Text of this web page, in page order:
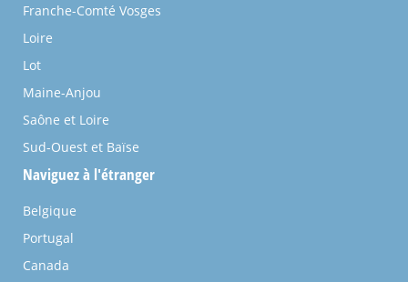
Franche-Comté Vosges
Loire
Lot
Maine-Anjou
Saône et Loire
Sud-Ouest et Baïse
Naviguez à l'étranger
Belgique
Portugal
Canada